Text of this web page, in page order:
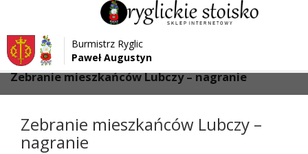
Przejdź do menu
Przejdź do głównej treści strony
Przejdź do stopki strony
Burmistrz Ryglic
Paweł Augustyn
Strona główna > Aktualności
Zebranie mieszkańców Lubczy – nagranie
Zebranie mieszkańców Lubczy –
nagranie